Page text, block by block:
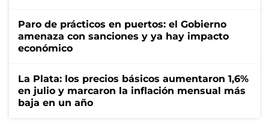
Paro de prácticos en puertos: el Gobierno
amenaza con sanciones y ya hay impacto
económico
La Plata: los precios básicos aumentaron 1,6%
en julio y marcaron la inflación mensual más
baja en un año